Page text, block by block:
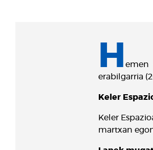
H
emen
erabilgarria
Keler
Keler
martxan